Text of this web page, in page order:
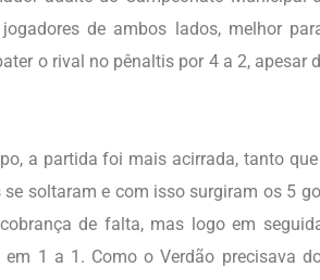
de ambos lados, melhor
o rival no pênaltis por 4 a 2, apesar
a partida foi mais acirrada, tanto
se soltaram e com isso surgiram os 5
de falta, mas logo em
em 1 a 1. Como o Verdão precisava